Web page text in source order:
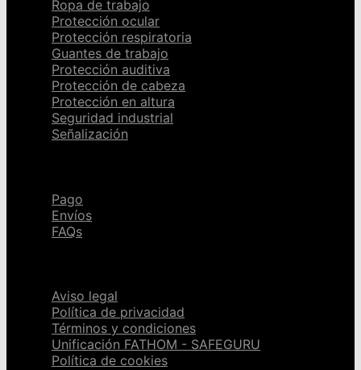
Ropa de trabajo
Protección ocular
Protección respiratoria
Guantes de trabajo
Protección auditiva
Protección de cabeza
Protección en altura
Seguridad industrial
Señalización
Pago
Envíos
FAQs
Aviso legal
Política de privacidad
Términos y condiciones
Unificación FATHOM - SAFEGURU
Política de cookies